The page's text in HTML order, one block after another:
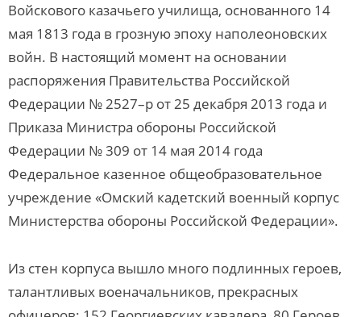
Войскового казачьего училища, основанного 14
мая 1813 года в грозную эпоху наполеоновских
войн. В настоящий момент на основании
распоряжения Правительства Российской
Федерации № 2527–р от 25 декабря 2013 года и
Приказа Министра обороны Российской
Федерации № 309 от 14 мая 2014 года
Федеральное казенное общеобразовательное
учреждение «Омский кадетский военный корпус
Министерства обороны Российской Федерации».
Из стен корпуса вышло много подлинных героев,
талантливых военачальников, прекрасных